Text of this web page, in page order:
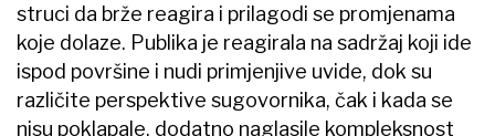
struci da brže reagira i prilagodi se promjenama
koje dolaze. Publika je reagirala na sadržaj koji ide
ispod površine i nudi primjenjive uvide, dok su
različite perspektive sugovornika, čak i kada se
nisu poklapale, dodatno naglasile kompleksnost